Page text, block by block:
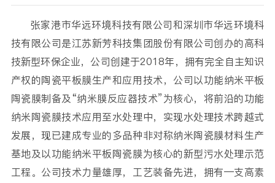
张家港市华远环境科技有限公司和深圳市华远环境科
技有限公司是江苏新芳科技集团股份有限公司创办的高科
技新型环保企业，公司创建于2018年，拥有完全自主知识
产权的陶瓷平板膜生产和应用技术，公司以功能纳米平板
陶瓷膜制备及“纳米膜反应器技术”为核心，将前沿的功能
纳米陶瓷膜技术应用至水处理中，实现水处理技术跨越式
发展，现已建成专业的多品种非对称纳米陶瓷膜材料生产
基地及以功能纳米平板陶瓷膜为核心的新型污水处理示范
工程。公司技术力量雄厚，工艺装备先进，拥有—支高素